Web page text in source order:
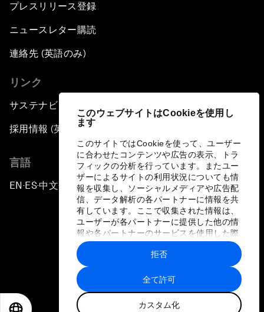
このウェブサイトはCookieを使用し
ます
このサイトではCookieを使って、ユーザー
に合わせたコンテンツや広告の表示、トラ
フィックの分析を行っています。またユー
ザーによるサイトの利用状況についても情
報を収集し、ソーシャルメディアや広告配
信、データ解析の各パートナーに情報を共
有しています。ここで収集された情報は、
ユーザーが各パートナーに提供した他の情
報や各パートナーのサービスを使用した際
に収集された情報と組み合わされ、各パー
トナーによって使用されることがありま
す。
全て許可
カスタム化
拒否
Harassment
Next-Generation Storytellers
Saving Economic Globalization from Itself
How Is China Leading the World?
Towards Better Capitalism
Pioneering the Future of Governance in the
A New Era for Energy Politics
The Weaponization of Culture
プレスリリース登録
ニュースレター購読
連絡先 (英語のみ)
リンク
サステナビリティへの取り組み
採用情報 (英語のみ)
言語
EN ▪ES▪中文▪ 日本語
プライバシーポリシーと利用規約
サイトマップ
©
世界経済フォーラム